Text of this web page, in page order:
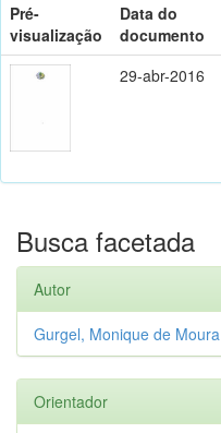
Pré-
visualização
Data do
documento
29-abr-2016
Busca facetada
Autor
Gurgel, Monique de Moura
Orientador